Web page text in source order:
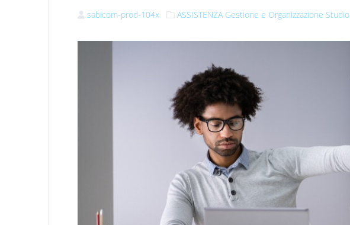
sabicom-prod-104x ASSISTENZA Gestione e Organizzazione Studio